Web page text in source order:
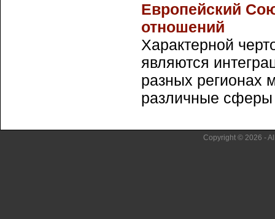
Европейский
отношений
Характерной
являются
разных регионах
различные сферы
Copyright © 2026 -